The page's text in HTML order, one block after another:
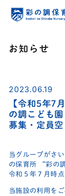
お知らせ
2023.06.19
【令和5年7
の調こども
募集・定員
当グループがさ
の保育所 “彩の
令和５年７月時
当施設の利用を